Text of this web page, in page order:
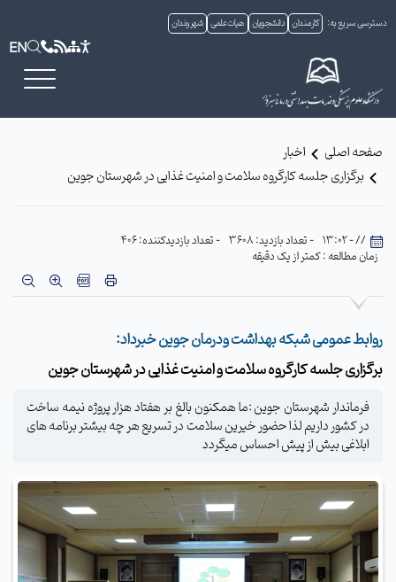
دسترسی سریع به: کارمندان دانشجویان هیات علمی شهروندان
EN
صفحه اصلی
اخبار
برگزاری جلسه کارگروه سلامت و امنیت غذایی در شهرستان جوین
// - 13:02 - تعداد بازدید: 3608
- تعداد بازدیدکننده: 406
زمان مطالعه : کمتر از یک دقیقه
روابط عمومی شبکه بهداشت ودرمان جوین خبرداد:
برگزاری جلسه کارگروه سلامت و امنیت غذایی در شهرستان جوین
فرماندار شهرستان جوین :ما همکنون بالغ بر هفتاد هزار پروژه نیمه ساخت
در کشور داریم لذا حضور خیرین سلامت در تسریع هر چه بیشتر برنامه های
ابلاغی بیش از پیش احساس میگردد